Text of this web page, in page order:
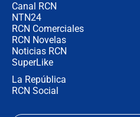
Canal RCN
NTN24
RCN Comerciales
RCN Novelas
Noticias RCN
SuperLike
La República
RCN Social